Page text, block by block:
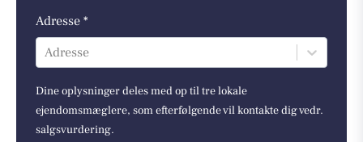
Adresse *
Adresse
Dine oplysninger deles med op til tre lokale
ejendomsmæglere, som efterfølgende vil kontakte dig vedr.
salgsvurdering.